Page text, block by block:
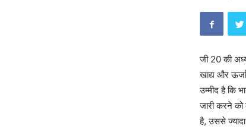
जी 20 की
खाद्य और
उम्मीद है कि
जारी करने को
है, उससे